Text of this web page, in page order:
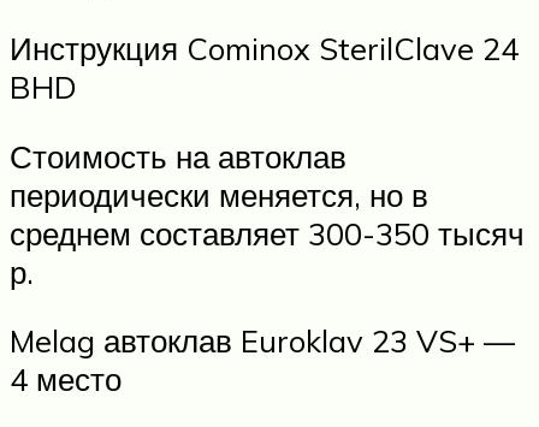
Инструкция Cominox SterilClave 24
BHD
Стоимость на автоклав
периодически меняется, но в
среднем составляет 300-350 тысяч
р.
Melag автоклав Euroklav 23 VS+ —
4 место